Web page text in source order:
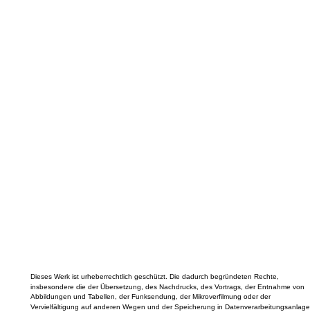
Dieses Werk ist urheberrechtlich geschützt. Die dadurch begründeten Rechte,
insbesondere die der Übersetzung, des Nachdrucks, des Vortrags, der Entnahme von
Abbildungen und Tabellen, der Funksendung, der Mikroverfilmung oder der
Vervielfältigung auf anderen Wegen und der Speicherung in